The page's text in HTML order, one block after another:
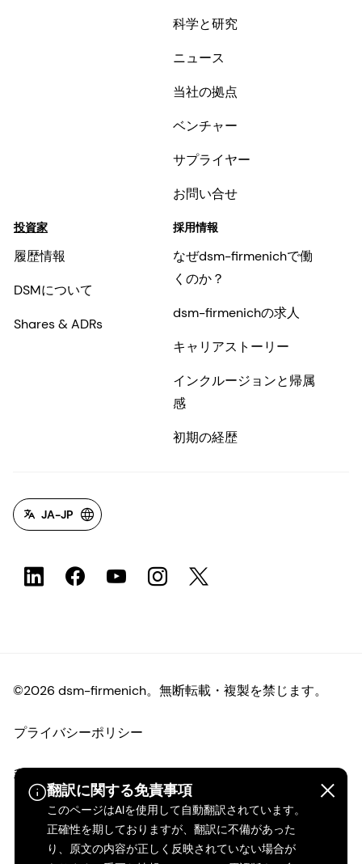
翻訳に関する免責事項
このページはAIを使用して自動翻訳されています。
正確性を期しておりますが、翻訳に不備があった
り、原文の内容が正しく反映されていない場合が
科学と研究
ニュース
当社の拠点
ベンチャー
サプライヤー
お問い合せ
投資家
履歴情報
DSMについて
Shares & ADRs
採用情報
なぜdsm-firmenichで働
くのか？
dsm-firmenichの求人
キャリアストーリー
インクルージョンと帰属
感
初期の経歴
JA-JP
©2026 dsm-firmenich。無断転載・複製を禁じます。
プライバシーポリシー
利用規約
ご利用条件
カリフォルニアの透明性